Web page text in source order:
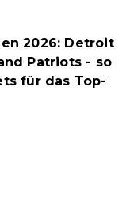
2026: Detroit
Patriots - so
für das Top-